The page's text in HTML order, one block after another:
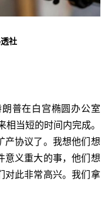
社
普在白宫椭圆办公室
相当短的时间内完成。
产协议了。我想他们想
意义重大的事，他们想
对此非常高兴。我们拿